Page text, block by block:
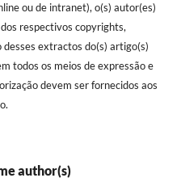
ou de intranet), o(s) autor(es)
respectivos copyrights,
extractos do(s) artigo(s)
todos os meios de expressão e
devem ser fornecidos aos
author(s)